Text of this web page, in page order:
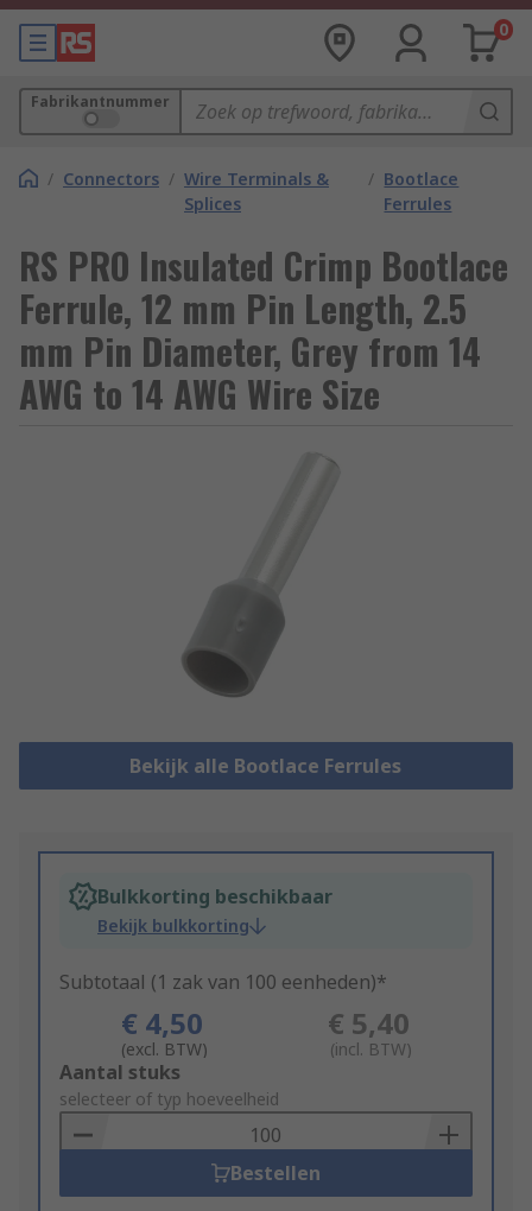
0
Fabrikantnummer
/ Connectors / Wire Terminals &
Splices
/ Bootlace
Ferrules
RS PRO Insulated Crimp Bootlace
Ferrule, 12 mm Pin Length, 2.5
mm Pin Diameter, Grey from 14
AWG to 14 AWG Wire Size
Bekijk alle Bootlace Ferrules
Bulkkorting beschikbaar
Bekijk bulkkorting
Subtotaal (1 zak van 100 eenheden)*
€ 4,50
(excl. BTW)
€ 5,40
(incl. BTW)
Add
to
Basket
Aantal stuks
selecteer of typ hoeveelheid
Bestellen